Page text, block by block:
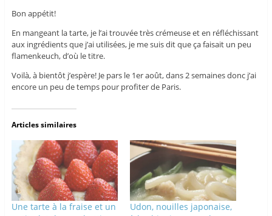
Bon appétit!
En mangeant la tarte, je l’ai trouvée très crémeuse et en réfléchissant
aux ingrédients que j’ai utilisées, je me suis dit que ça faisait un peu
flamenkeuch, d’où le titre.
Voilà, à bientôt j’espère! Je pars le 1er août, dans 2 semaines donc j’ai
encore un peu de temps pour profiter de Paris.
Articles similaires
Une tarte à la fraise et un
Udon, nouilles japonaise,